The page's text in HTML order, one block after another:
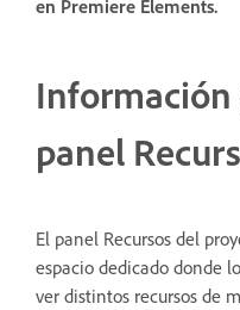
en Premiere Elements.
panel
El panel Recursos del
espacio dedicado donde
ver distintos recursos de